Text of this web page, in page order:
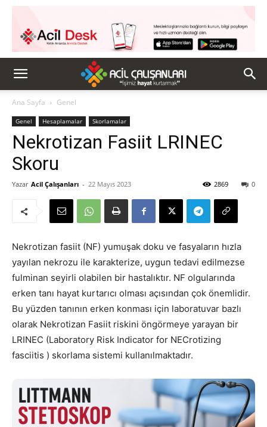
Ana Sayfa Genel
Genel Hesaplamalar Skorlamalar
Nekrotizan Fasiit LRINEC
Skoru
Yazar Acil Çalışanları - 22 Mayıs 2023 0
2869
Nekrotizan fasiit (NF) yumuşak doku ve fasyaların hızla
yayılan nekrozu ile karakterize, uygun tedavi edilmezse
fulminan seyirli olabilen bir hastalıktır. NF olgularında
erken tanı hayat kurtarıcı olması açısından çok önemlidir.
Bu yüzden tanının erken konması için laboratuvar bazlı
olarak Nekrotizan Fasiit riskini öngörmeye yarayan bir
LRINEC (Laboratory Risk Indicator for NECrotizing
fasciitis ) skorlama sistemi kullanılmaktadır.